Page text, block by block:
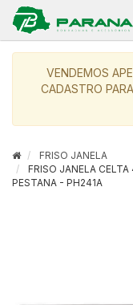
VENDEMOS
CADASTRO
FRISO JANELA
FRISO JANELA
PESTANA - PH241A